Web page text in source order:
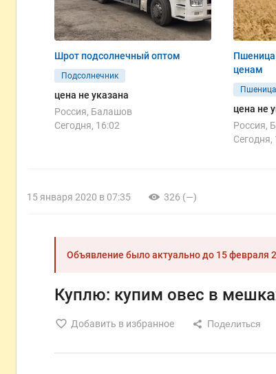
Шрот подсолнечный оптом
Подсолнечник
цена не указана
Россия, Балашов
Сегодня, 16:02
Пшеница
ценам
Пшеница
цена не
Россия,
Сегодня,
15 января 2020 в 07:35 326 (—)
Объявление было актуально до 15 февраля
Куплю: купим овес в
Добавить в избранное